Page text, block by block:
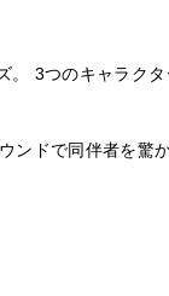
3つのキャラク
ドで同伴者を驚